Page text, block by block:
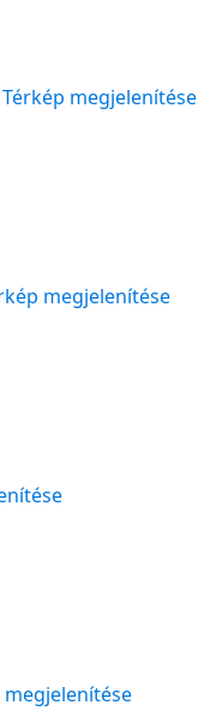
Térkép megjelenítése
megjelenítése
megjelenítése